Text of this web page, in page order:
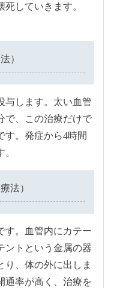
していきます。
）
します。太い血管
で、この治療だけで
す。発症から4時間
法）
。血管内にカテー
ントという金属の器
り、体の外に出しま
通率が高く、治療を